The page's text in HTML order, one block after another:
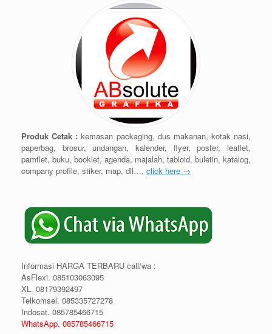
Produk Cetak : kemasan packaging, dus makanan, kotak nasi,
paperbag, brosur, undangan, kalender, flyer, poster, leaflet,
pamflet, buku, booklet, agenda, majalah, tabloid, buletin, katalog,
company profile, stiker, map, dll…, click here →
Informasi HARGA TERBARU call/wa :
AsFlexi. 085103063095
XL. 08179392497
Telkomsel. 085335727278
Indosat. 085785466715
WhatsApp. 085785466715